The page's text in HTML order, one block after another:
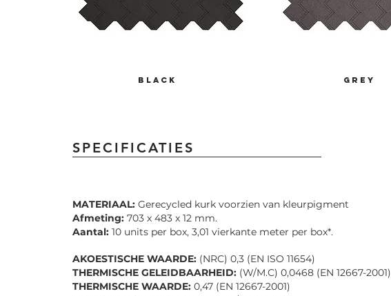
BLACK grey
SPECIFICATIES
MATERIAAL: Gerecycled kurk voorzien van kleurpigment
Afmeting: 703 x 483 x 12 mm.
Aantal: 10 units per box, 3,01 vierkante meter per box*.
AKOESTISCHE WAARDE: (NRC) 0,3 (EN ISO 11654)
THERMISCHE GELEIDBAARHEID: (W/M.C) 0,0468 (EN 12667-2001)
THERMISCHE WAARDE: 0,47 (EN 12667-2001)